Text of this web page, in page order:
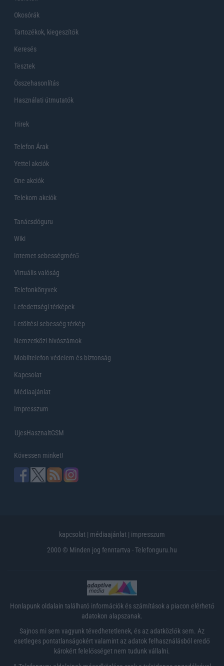
Okosórák
Tartozékok, kiegeszítők
Keresés
Tesztek
Összehasonlítás
Használati útmutatók
Hirek
Telefon Árak
Yettel akciók
One akciók
Telekom akciók
Tanácsdóguru
Wiki
Internet sebességmérő
Virtuális valóság
Telefonkönyvek
Lefedettségi térképek
Letöltési sebesség térkép
Nemzetközi hívószámok
Mobiltelefon védelem és biztonság
Kapcsolat
Médiaajánlat
Impresszum
UjesHasznaltGSM
Kövessen minket!
kapcsolat | médiaajánlat | impresszum
2000 © Minden jog fenntartva - Telefonguru.hu
Honlapunk oldalain található információk és számítások a piacon elérhető
adatokon alapszanak.
Sajnos mi sem vagyunk tévedhetetlenek, és az adatközlők sem. Az
esetleges pontatlanságokért valamint az adatok felhasználásból eredő
károkért felelősséget nem tudunk vállalni.